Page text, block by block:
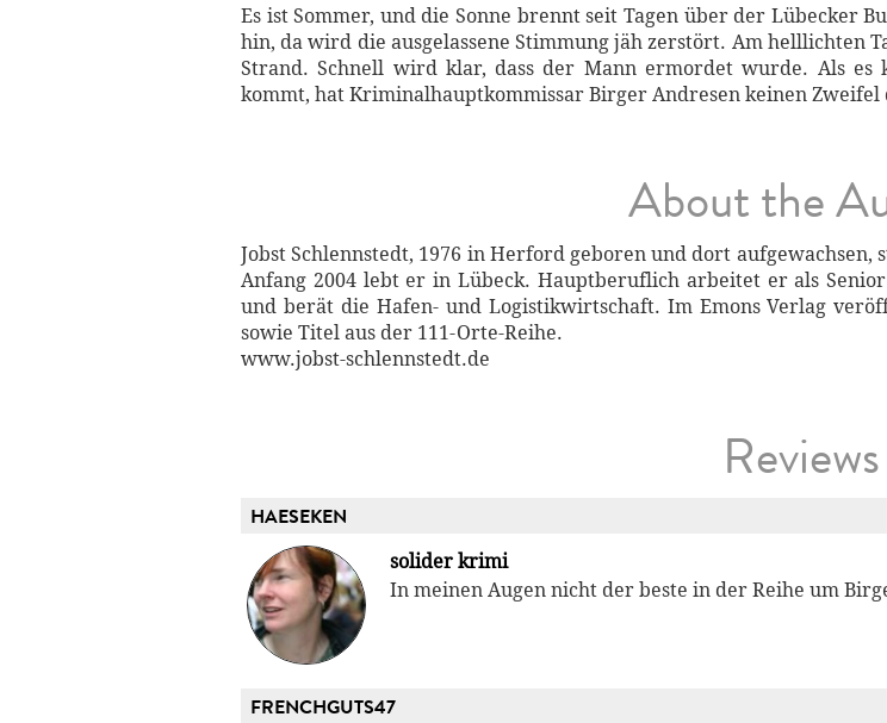
Es ist Sommer, und die Sonne brennt seit Tagen über der Lübecker
hin, da wird die ausgelassene Stimmung jäh zerstört. Am helllichten
Strand. Schnell wird klar, dass der Mann ermordet wurde. Als
kommt, hat Kriminalhauptkommissar Birger Andresen keinen
About the
Jobst Schlennstedt, 1976 in Herford geboren und dort
Anfang 2004 lebt er in Lübeck. Hauptberuflich arbeitet er als
und berät die Hafen- und Logistikwirtschaft. Im Emons Verlag
sowie Titel aus der 111-Orte-Reihe.
www.jobst-schlennstedt.de
Reviews
HAESEKEN
solider krimi
In meinen Augen nicht der beste in der Reihe um
FRENCHGUTS47